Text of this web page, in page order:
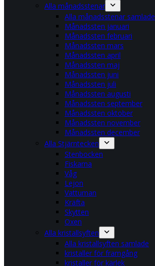
Alla månadsstenar
Alla månadsstenar samlade
Månadssten januari
Månadssten februari
Månadssten mars
Månadssten april
Månadssten maj
Månadssten juni
Månadssten juli
Månadssten augusti
Månadssten september
Månadssten oktober
Månadssten november
Månadssten december
Alla Stjärntecken
Stenbocken
Fiskarna
Våg
Lejon
Vattuman
Kräfta
Skytten
Oxen
Alla kristallsyften
Alla kristallsyften samlade
kristaller för framgång
kristaller för kärlek